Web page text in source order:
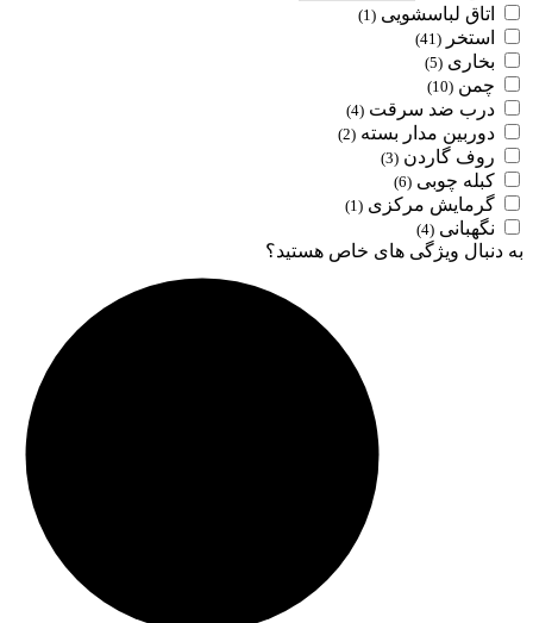
اتاق لباسشویی (1)
استخر (41)
بخاری (5)
چمن (10)
درب ضد سرقت (4)
دوربین مدار بسته (2)
روف گاردن (3)
کبله چوبی (6)
گرمایش مرکزی (1)
نگهبانی (4)
به دنبال ویژگی های خاص هستید؟